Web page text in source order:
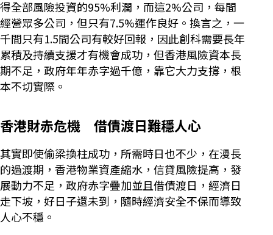
得全部風險投資的95%利潤，而這2%公司，每間
經營眾多公司，但只有7.5%運作良好。換言之，一
千間只有1.5間公司有較好回報，因此創科需要長年
累積及持續支援才有機會成功，但香港風險資本長
期不足，政府年年赤字過千億，靠它大力支撐，根
本不切實際。
香港財赤危機 借債渡日難穩人心
其實即使偷梁換柱成功，所需時日也不少，在漫長
的過渡期，香港物業資產縮水，信貸風險提高，發
展動力不足，政府赤字疊加並且借債渡日，經濟日
走下坡，好日子還未到，隨時經濟安全不保而導致
人心不穩。